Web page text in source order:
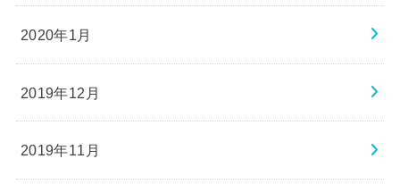
2020年1月
2019年12月
2019年11月